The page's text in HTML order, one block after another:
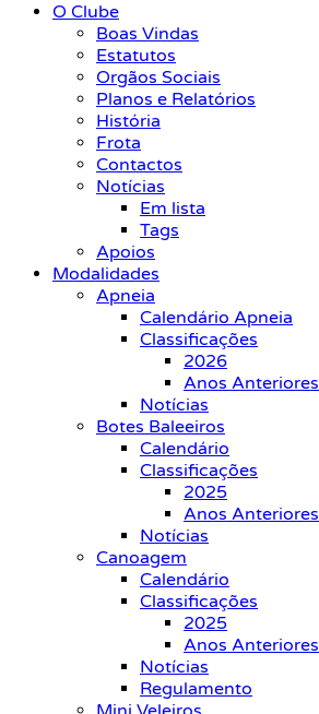
O Clube
Boas Vindas
Estatutos
Orgãos Sociais
Planos e Relatórios
História
Frota
Contactos
Notícias
Em lista
Tags
Apoios
Modalidades
Apneia
Calendário Apneia
Classificações
2026
Anos Anteriores
Notícias
Botes Baleeiros
Calendário
Classificações
2025
Anos Anteriores
Notícias
Canoagem
Calendário
Classificações
2025
Anos Anteriores
Notícias
Regulamento